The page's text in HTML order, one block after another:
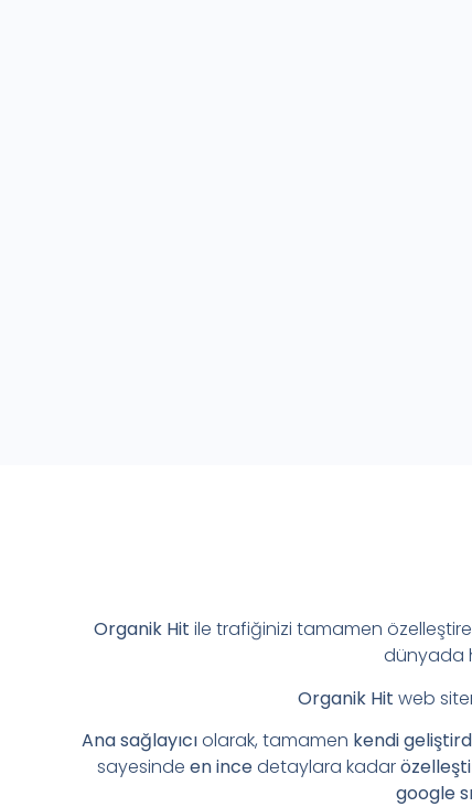
Organik Hit ile trafiğinizi tamamen
dünyada
Organik Hit web
Ana sağlayıcıolarak, tamamen kendi
sayesinde en incedetaylara kadar
google